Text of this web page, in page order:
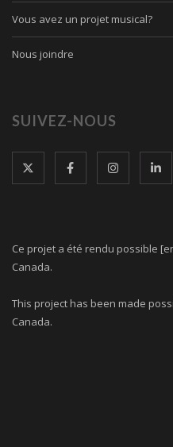
Vous avez un projet musical?
Nous joindre
SUIVEZ-NOUS
Ce projet a été rendu possible
Canada.
This project has been made
Canada.